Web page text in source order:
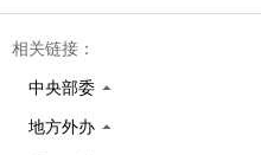
相关链接：
中央部委
地方外办